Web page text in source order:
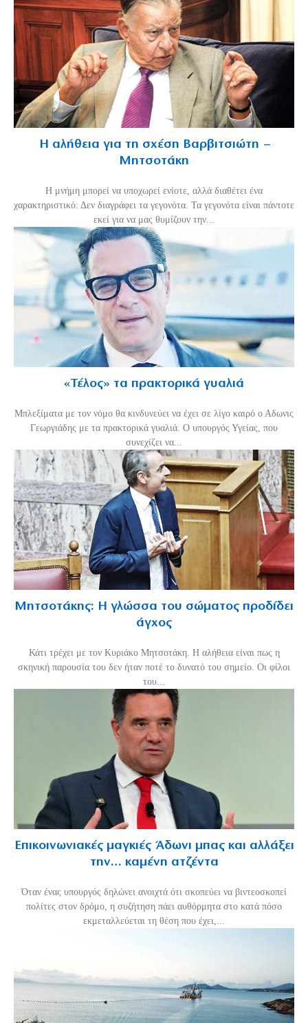
Η αλήθεια για τη σχέση Βαρβιτσιώτη –
Μητσοτάκη
H μνήμη μπορεί να υποχωρεί ενίοτε, αλλά διαθέτει ένα
χαρακτηριστικό: Δεν διαγράφει τα γεγονότα. Τα γεγονότα είναι πάντοτε
εκεί για να μας θυμίζουν την...
«Τέλος» τα πρακτορικά γυαλιά
Μπλεξίματα με τον νόμο θα κινδυνεύει να έχει σε λίγο καιρό ο Αδωνις
Γεωργιάδης με τα πρακτορικά γυαλιά. Ο υπουργός Υγείας, που
συνεχίζει να...
Μητσοτάκης: Η γλώσσα του σώματος προδίδει
άγχος
Κάτι τρέχει με τον Κυριάκο Μητσοτάκη. Η αλήθεια είναι πως η
σκηνική παρουσία του δεν ήταν ποτέ το δυνατό του σημείο. Οι φίλοι
του...
Επικοινωνιακές μαγκιές Άδωνι μπας και αλλάξει
την… καμένη ατζέντα
Όταν ένας υπουργός δηλώνει ανοιχτά ότι σκοπεύει να βιντεοσκοπεί
πολίτες στον δρόμο, η συζήτηση πάει αυθόρμητα στο κατά πόσο
εκμεταλλεύεται τη θέση που έχει,...